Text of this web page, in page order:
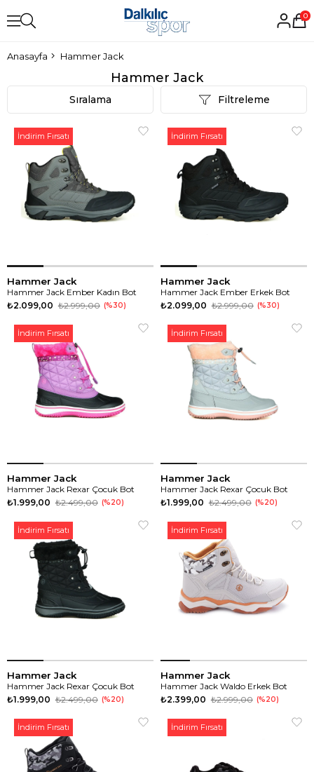
0
Anasayfa Hammer Jack
Hammer Jack
Filtreleme
Sıralama
Hammer Jack
Hammer Jack Ember Kadın Bot
₺2.099,00 ₺2.999,00 %30
İndirim Fırsatı
Hammer Jack
Hammer Jack Ember Erkek Bot
₺2.099,00 ₺2.999,00 %30
İndirim Fırsatı
Hammer Jack
Hammer Jack Rexar Çocuk Bot
₺1.999,00 ₺2.499,00 %20
İndirim Fırsatı
Hammer Jack
Hammer Jack Rexar Çocuk Bot
₺1.999,00 ₺2.499,00 %20
İndirim Fırsatı
Hammer Jack
Hammer Jack Rexar Çocuk Bot
₺1.999,00 ₺2.499,00 %20
İndirim Fırsatı
Hammer Jack
Hammer Jack Waldo Erkek Bot
₺2.399,00 ₺2.999,00 %20
İndirim Fırsatı
İndirim Fırsatı İndirim Fırsatı